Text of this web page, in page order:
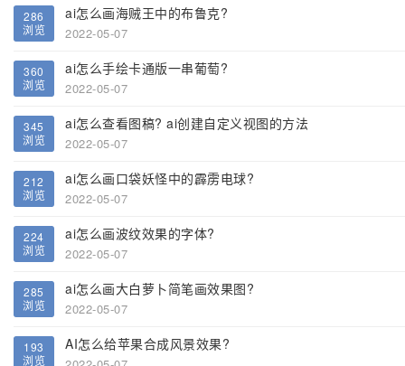
286
浏览
ai怎么画海贼王中的布鲁克?
2022-05-07
360
浏览
ai怎么手绘卡通版一串葡萄?
2022-05-07
345
浏览
ai怎么查看图稿? ai创建自定义视图的方法
2022-05-07
212
浏览
ai怎么画口袋妖怪中的霹雳电球?
2022-05-07
224
浏览
ai怎么画波纹效果的字体?
2022-05-07
285
浏览
ai怎么画大白萝卜简笔画效果图?
2022-05-07
193
浏览
AI怎么给苹果合成风景效果?